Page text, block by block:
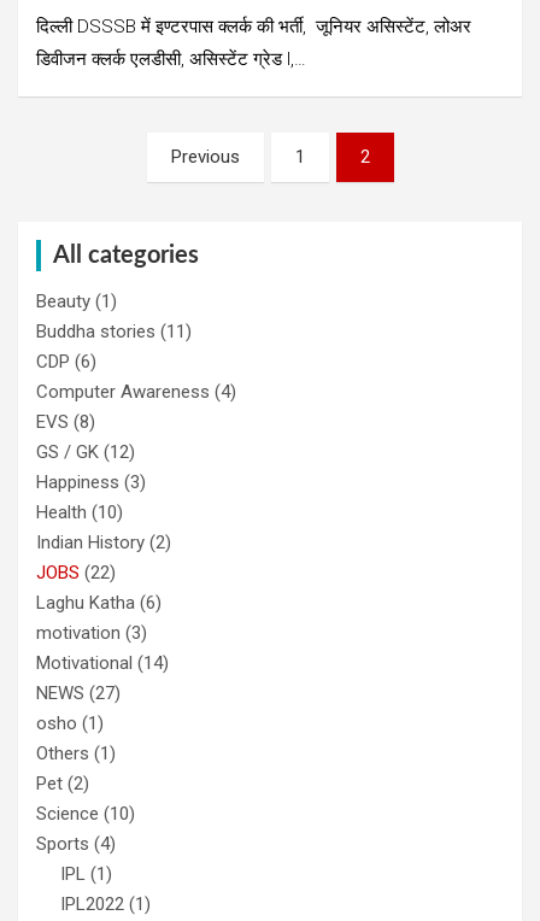
दिल्ली DSSSB में इण्टरपास क्लर्क की भर्ती, जूनियर असिस्टेंट, लोअर
डिवीजन क्लर्क एलडीसी, असिस्टेंट ग्रेड I,…
pagination
Previous 1 2
All categories
Beauty (1)
Buddha stories (11)
CDP (6)
Computer Awareness (4)
EVS (8)
GS / GK (12)
Happiness (3)
Health (10)
Indian History (2)
JOBS (22)
Laghu Katha (6)
motivation (3)
Motivational (14)
NEWS (27)
osho (1)
Others (1)
Pet (2)
Science (10)
Sports (4)
IPL (1)
IPL2022 (1)